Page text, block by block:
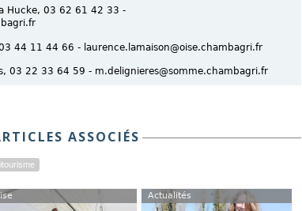
Hucke, 03 62 61 42 33 -
44 11 44 66 - laurence.lamaison@oise.chambagri.fr
03 22 33 64 59 - m.delignieres@somme.chambagri.fr
ASSOCIÉS
Actualités